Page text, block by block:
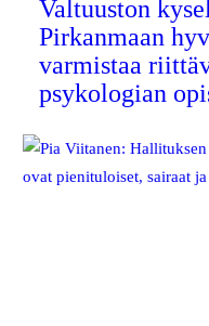
Valtuuston
Pirkanmaan
varmistaa
psykologian